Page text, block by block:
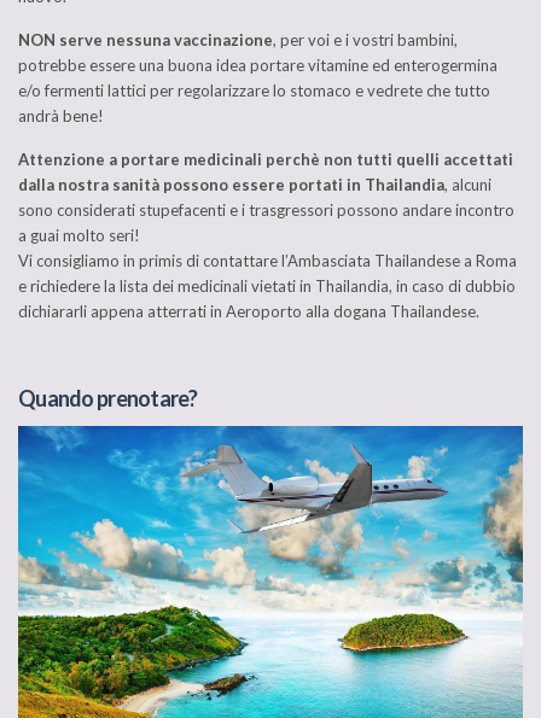
NON serve nessuna vaccinazione, per voi e i vostri bambini,
potrebbe essere una buona idea portare vitamine ed enterogermina
e/o fermenti lattici per regolarizzare lo stomaco e vedrete che tutto
andrà bene!
Attenzione a portare medicinali perchè non tutti quelli accettati
dalla nostra sanità possono essere portati in Thailandia, alcuni
sono considerati stupefacenti e i trasgressori possono andare incontro
a guai molto seri!
Vi consigliamo in primis di contattare l’Ambasciata Thailandese a Roma
e richiedere la lista dei medicinali vietati in Thailandia, in caso di dubbio
dichiararli appena atterrati in Aeroporto alla dogana Thailandese.
Quando prenotare?